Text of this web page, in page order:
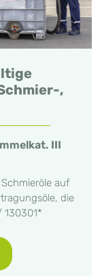
,
III
auf
die
130301*